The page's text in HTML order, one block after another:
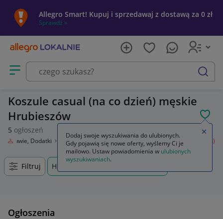
Allegro Smart! Kupuj i sprzedawaj z dostawą za 0 zł
Sprawdź »
Otwórz menu z kategoriami
szukaj
Koszule casual (na co dzień) męskie
Hrubieszów
5 ogłoszeń
Obuwie, Dodatki Odzież męska Koszule Koszule casual (na co dzień)
Filtruj Hrubieszów, Lubelskie, +0 km
Ogłoszenia
Dodaj swoje wyszukiwania do ulubionych.
Gdy pojawią się nowe oferty, wyślemy Ci je
mailowo. Ustaw powiadomienia w ulubionych
wyszukiwaniach.